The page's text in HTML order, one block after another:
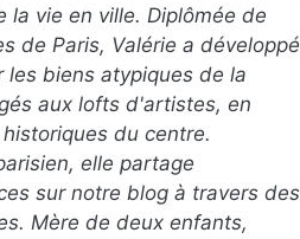
la vie en ville. Diplômée de
de Paris, Valérie a développé
biens atypiques de la
aux lofts d'artistes, en
du centre.
elle partage
sur notre blog à travers des
Mère de deux enfants,